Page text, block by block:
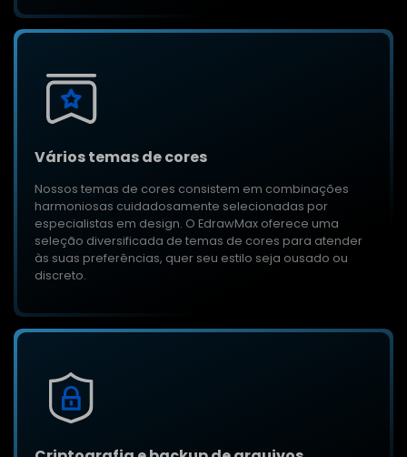
Vários temas de cores
Nossos temas de cores consistem em combinações
harmoniosas cuidadosamente selecionadas por
especialistas em design. O EdrawMax oferece uma
seleção diversificada de temas de cores para atender
às suas preferências, quer seu estilo seja ousado ou
discreto.